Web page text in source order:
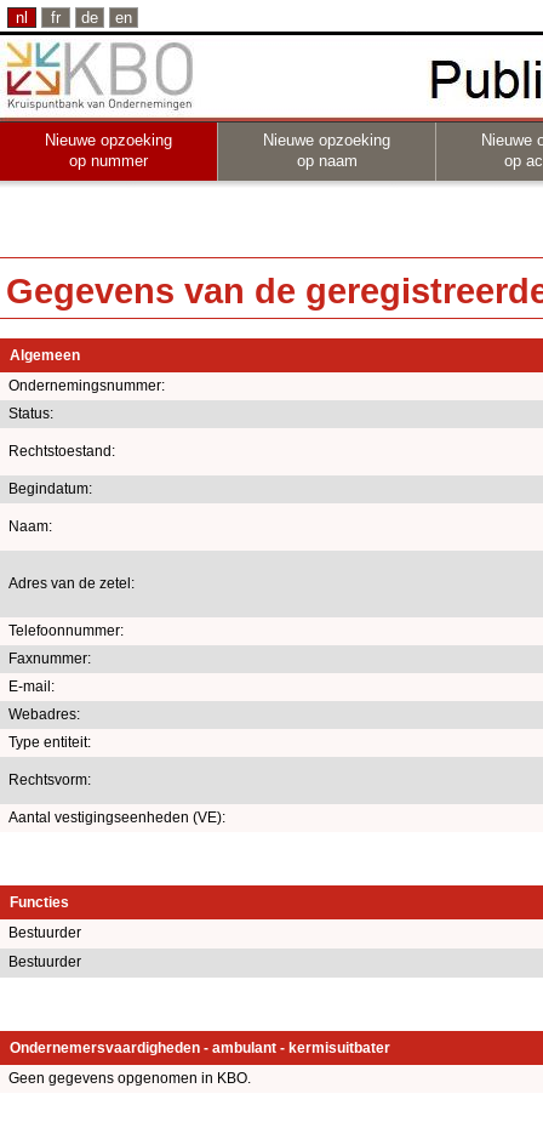
nl fr de en
Nieuwe opzoeking
op nummer
Nieuwe opzoeking
op naam
Nieuwe
op
Gegevens van de
Algemeen
Ondernemingsnummer:
Status:
Rechtstoestand:
Begindatum:
Naam:
Adres van de zetel:
Telefoonnummer:
Faxnummer:
E-mail:
Webadres:
Type entiteit:
Rechtsvorm:
Aantal vestigingseenheden (VE):
Functies
Bestuurder
Bestuurder
Ondernemersvaardigheden - ambulant - kermisuitbater
Geen gegevens opgenomen in KBO.